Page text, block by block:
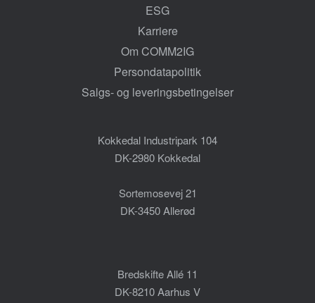
ESG
Karriere
Om COMM2IG
Persondatapolitik
Salgs- og leveringsbetingelser
Kokkedal Industripark 104
DK-2980 Kokkedal
Sortemosevej 21
DK-3450 Allerød
Bredskifte Allé 11
DK-8210 Aarhus V